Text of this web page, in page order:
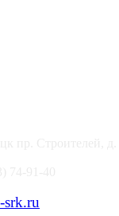
srk.ru